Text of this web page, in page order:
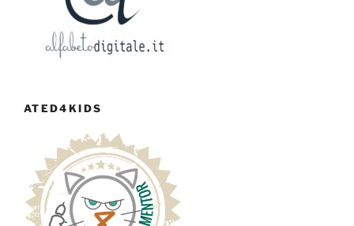
ATED4KIDS